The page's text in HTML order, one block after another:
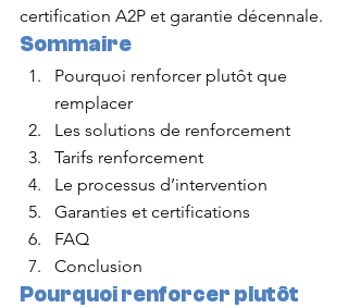
certification A2P et garantie décennale.
Sommaire
Pourquoi renforcer plutôt que
remplacer
Les solutions de renforcement
Tarifs renforcement
Le processus d’intervention
Garanties et certifications
FAQ
Conclusion
Pourquoi renforcer plutôt